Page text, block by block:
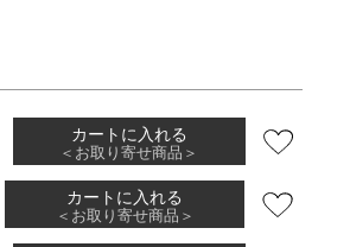
カートに入れる
＜お取り寄せ商品＞
カートに入れる
＜お取り寄せ商品＞